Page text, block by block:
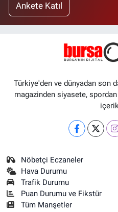
Ankete Katıl
Türkiye'den ve dünyadan son
magazinden siyasete,
Nöbetçi Eczaneler
Hava Durumu
Trafik Durumu
Puan Durumu ve Fikstür
Tüm Manşetler